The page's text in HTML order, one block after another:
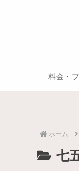
料金・
ホーム
七